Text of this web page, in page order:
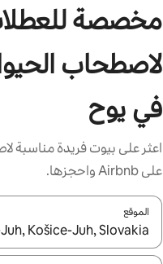
مخصصة
لاصطحاب
في يوح
اعثر على بيوت فريدة مناسبة
على Airbnb واحجزها.
الموقع
عند توفر النتائج، انتقل